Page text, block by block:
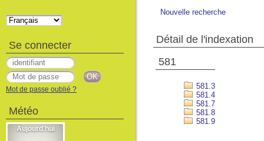
Nouvelle recherche
Détail de l'indexation
581
581.3
581.4
581.7
581.8
581.9
Se connecter
Mot de passe oublié ?
Météo